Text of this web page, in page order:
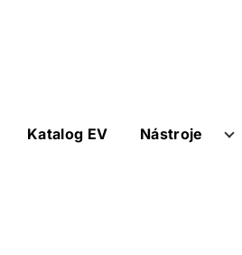
Katalog EV Nástroje